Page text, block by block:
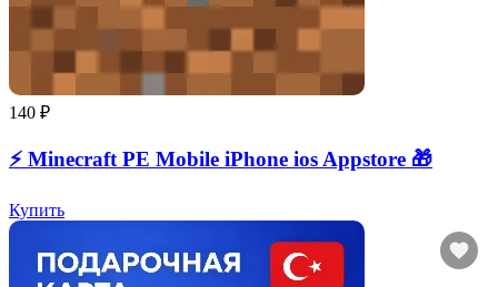
140 ₽
⚡️ Minecraft PE Mobile iPhone ios Appstore 🎁
Купить